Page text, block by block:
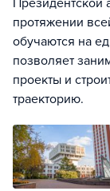
Президентской
протяжении
обучаются на
позволяет
проекты и
траекторию.